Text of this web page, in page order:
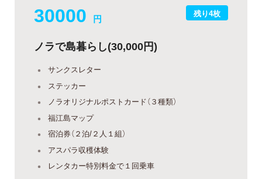
残り4枚
30000 円
ノラで島暮らし(30,000円)
サンクスレター
ステッカー
ノラオリジナルポストカード（３種類）
福江島マップ
宿泊券（２泊/２人１組）
アスパラ収穫体験
レンタカー特別料金で１回乗車